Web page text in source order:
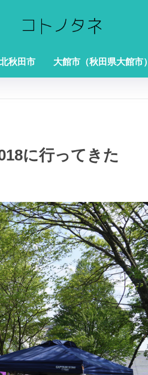
秋田市 大館市（秋田県大館市）
に行ってきた